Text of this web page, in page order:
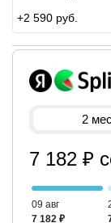
+2 590 руб.
2
7 182 ₽
09 авг
7 182 ₽